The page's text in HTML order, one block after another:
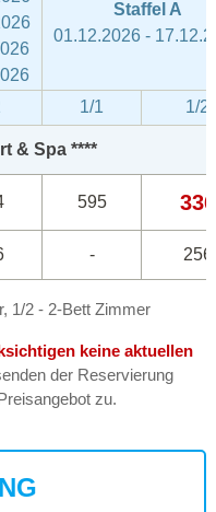
Staffel A
01.12.2026 -
1/1 1/2
& Spa ****
595 336
- 256
1/2 - 2-Bett Zimmer
keine aktuellen
der Reservierung
zu.